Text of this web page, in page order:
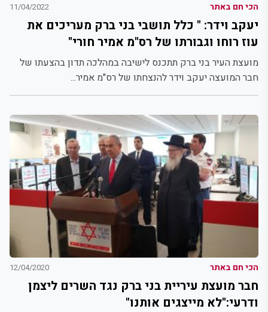
הכי חם באתר 11/04/2022
יעקב וידר: " כלל תושבי בני ברק מעריכים את
עוז רוחו וגבורתו של רס"מ אמיר חורי"
מועצת העיר בני ברק תתכנס לישיבה במהלכה תדון בהצעתו של
חבר המועצה יעקב וידר להנצחתו של רס"מ אמיר...
הכי חם באתר 12/04/2020
חבר מועצת עיריית בני ברק נגד השרים ליצמן
ודרעי:"לא מייצגים אותנו"